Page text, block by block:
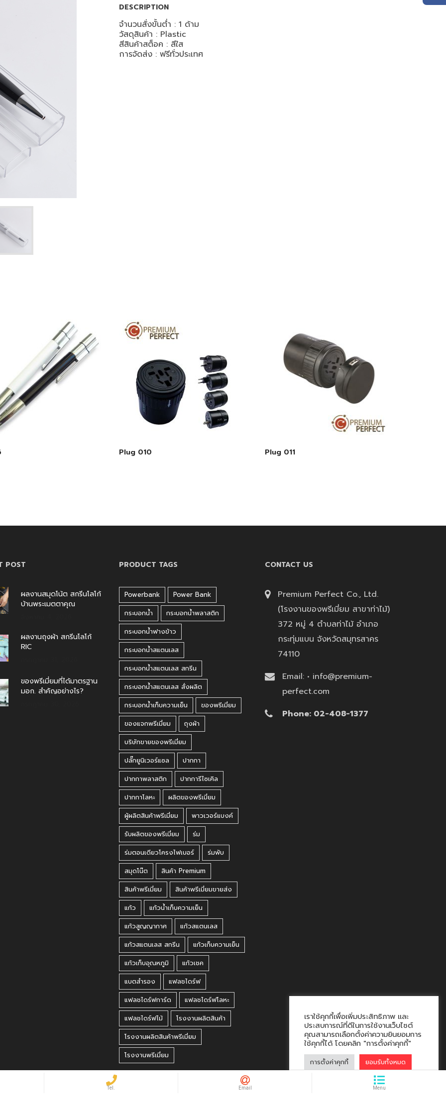
DESCRIPTION
จำนวนสั่งขั้นต่ำ : 1 ด้าม
วัสดุสินค้า : Plastic
สีสินค้าสต็อค : สีใส
การจัดส่ง : ฟรีทั่วประเทศ
Plug 010 Plug 011
POST
ผลงานสมุดโน้ต สกรีนโลโก้
บ้านพระเมตตาคุณ
ผลงานถุงผ้า สกรีนโลโก้
RIC
ของพรีเมี่ยมที่ได้มาตรฐาน
มอก. สำคัญอย่างไร?
PRODUCT TAGS
Powerbank
Power Bank
กระบอกน้ำ
กระบอกน้ำพลาสติก
กระบอกน้ำฟางข้าว
กระบอกน้ำสแตนเลส
กระบอกน้ำสแตนเลส สกรีน
กระบอกน้ำสแตนเลส สั่งผลิต
กระบอกน้ำเก็บความเย็น
ของพรีเมี่ยม
ของแจกพรีเมี่ยม
ถุงผ้า
บริษัทขายของพรีเมี่ยม
ปลั๊กยูนิเวอร์แซล
ปากกา
ปากกาพลาสติก
ปากการีไซเคิล
ปากกาโลหะ
ผลิตของพรีเมี่ยม
ผู้ผลิตสินค้าพรีเมี่ยม
พาวเวอร์แบงค์
รับผลิตของพรีเมี่ยม
ร่ม
ร่มตอนเดียวโครงไฟเบอร์
ร่มพับ
สมุดโน๊ต
สินค้า Premium
สินค้าพรีเมี่ยม
สินค้าพรีเมี่ยมขายส่ง
แก้ว
แก้วน้ำเก็บความเย็น
แก้วสูญญากาศ
แก้วสแตนเลส
แก้วสแตนเลส สกรีน
แก้วเก็บความเย็น
แก้วเก็บอุณหภูมิ
แก้วเชค
แบตสำรอง
แฟลชไดร์ฟ
แฟลชไดร์ฟการ์ด
แฟลชไดร์ฟโลหะ
แฟลชไดร์ฟไม้
โรงงานผลิตสินค้า
โรงงานผลิตสินค้าพรีเมี่ยม
โรงงานพรีเมี่ยม
CONTACT US
Premium Perfect Co., Ltd.
(โรงงานของพรีเมี่ยม สาขาท่าไม้)
372 หมู่ 4 ตำบลท่าไม้ อำเภอ
กระทุ่มแบน จังหวัดสมุทรสาคร
74110
Email: • info@premium-
perfect.com
Phone: 02-408-1377
เราใช้คุกกี้เพื่อเพิ่มประสิทธิภาพ และ
ประสบการณ์ที่ดีในการใช้งานเว็บไซต์
คุณสามารถเลือกตั้งค่าความยินยอมการ
ใช้คุกกี้ได้ โดยคลิก "การตั้งค่าคุกกี้"
การตั้งค่าคุกกี้ ยอมรับทั้งหมด